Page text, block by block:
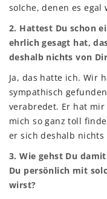
solche, denen es egal
2. Hattest Du schon
ehrlich gesagt hat,
deshalb nichts von
Ja, das hatte ich. Wir
sympathisch
verabredet. Er hat
mich so ganz toll
er sich deshalb
3. Wie gehst Du
Du persönlich mit
wirst?